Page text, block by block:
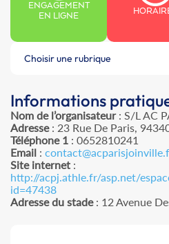
ENGAGEMENT
EN LIGNE
Choisir une rubrique
Informations
Nom de l’organisateur: S/L AC
Adresse: 23 Rue De Paris,
Téléphone 1 : 0652810241
Email :
Site internet :
http://acpj.athle.fr/asp.net/
id=47438
Adresse du stade: 12 Avenue